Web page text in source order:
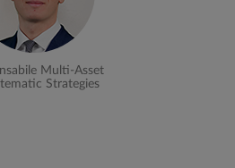
Multi-Asset
Strategies